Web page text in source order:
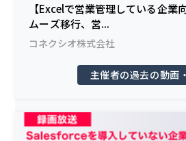
【Excelで営業管理している企業
ムーズ移行、営...
コネクシオ株式会社
主催者の過去の動画